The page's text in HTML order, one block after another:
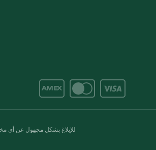
للإبلاغ بشكل مجهول عن أي